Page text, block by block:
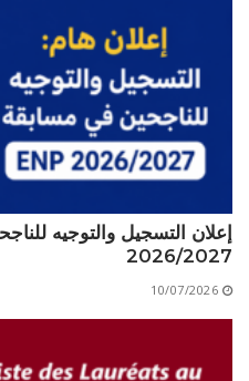
الأقــســــام
البرنامج
عروض
ميثاق الأداب
2026/2027
10/07/2026